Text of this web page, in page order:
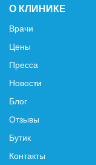
О КЛИНИКЕ
Врачи
Цены
Пресса
Новости
Блог
Отзывы
Бутик
Контакты